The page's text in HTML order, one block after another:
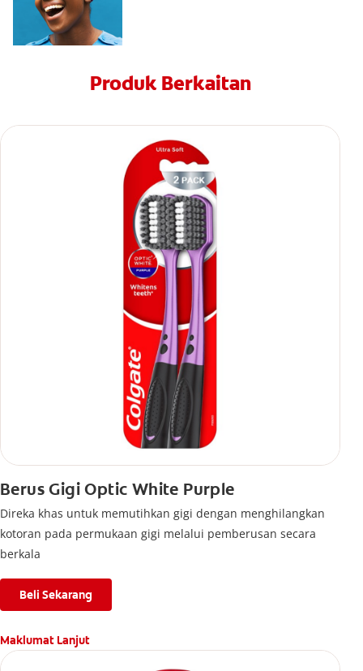
Produk Berkaitan
Berus Gigi Optic White Purple
Direka khas untuk memutihkan gigi dengan menghilangkan
kotoran pada permukaan gigi melalui pemberusan secara
berkala
Beli Sekarang
Maklumat Lanjut